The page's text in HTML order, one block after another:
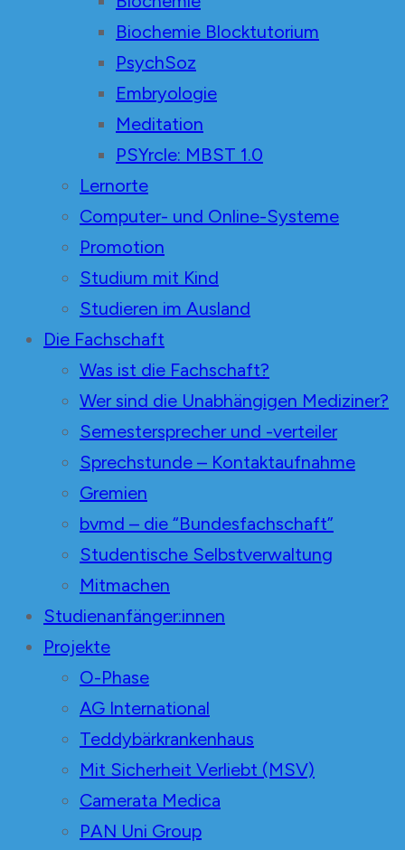
Biochemie Blocktutorium
PsychSoz
Embryologie
Meditation
PSYrcle: MBST 1.0
Lernorte
Computer- und Online-Systeme
Promotion
Studium mit Kind
Studieren im Ausland
Die Fachschaft
Was ist die Fachschaft?
Wer sind die Unabhängigen Mediziner?
Semestersprecher und -verteiler
Sprechstunde – Kontaktaufnahme
Gremien
bvmd – die “Bundesfachschaft”
Studentische Selbstverwaltung
Mitmachen
Studienanfänger:innen
Projekte
O-Phase
AG International
Teddybärkrankenhaus
Mit Sicherheit Verliebt (MSV)
Camerata Medica
PAN Uni Group